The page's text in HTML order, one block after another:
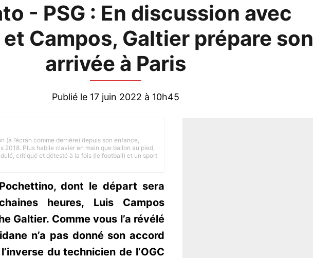
- PSG : En discussion avec
Campos, Galtier prépare son
arrivée à Paris
Publié le 17 juin 2022 à 10h45
(à l’écran comme derrière) depuis son enfance,
2018. Plus habile clavier en main que ballon au pied,
critiqué et détesté à la fois (le football) et un sport
dont le départ sera
heures, Luis Campos
Galtier. Comme vous l’a révélé
n’a pas donné son accord
du technicien de l’OGC